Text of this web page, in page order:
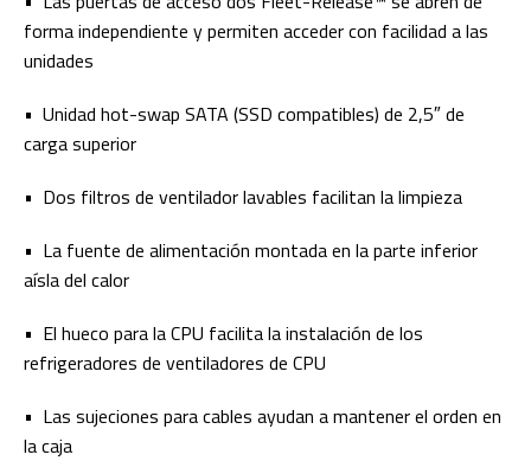
forma independiente y permiten acceder con facilidad a las
unidades
• Unidad hot-swap SATA (SSD compatibles) de 2,5″ de
carga superior
• Dos filtros de ventilador lavables facilitan la limpieza
• La fuente de alimentación montada en la parte inferior
aísla del calor
• El hueco para la CPU facilita la instalación de los
refrigeradores de ventiladores de CPU
• Las sujeciones para cables ayudan a mantener el orden en
la caja